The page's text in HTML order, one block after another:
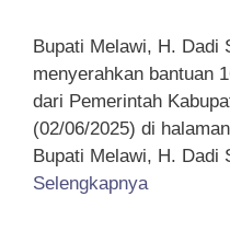
Bupati Melawi, H. Dadi
menyerahkan bantuan
dari Pemerintah
(02/06/2025) di
Bupati Melawi, H. Dadi
Selengkapnya